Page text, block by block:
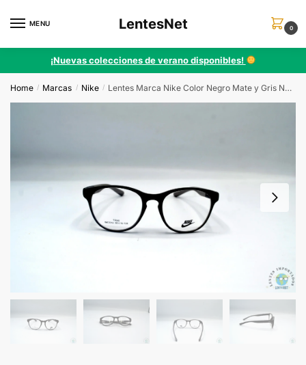
MENU LentesNet 0
¡Nuevas colecciones de verano disponibles!
Home / Marcas / Nike / Lentes Marca Nike Color Negro Mate y Gris NK3313 C4